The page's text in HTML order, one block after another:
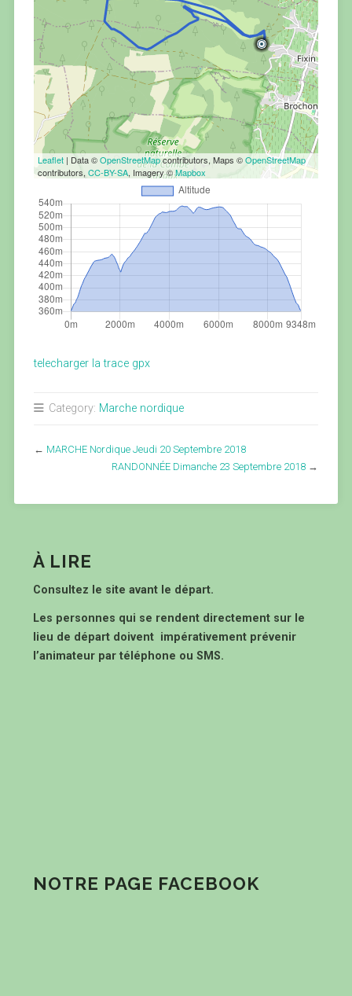
Leaflet| Data ©OpenStreetMapcontributors, Maps ©OpenStreetMap
contributors, CC-BY-SA, Imagery ©Mapbox
telecharger la trace gpx
Category: Marche nordique
← MARCHE Nordique Jeudi 20 Septembre 2018
RANDONNÉE Dimanche 23 Septembre 2018 →
À LIRE
Consultez le site avant le départ.
Les personnes qui se rendent directement sur le
lieu de départ doivent impérativement prévenir
l’animateur par téléphone ou SMS.
NOTRE PAGE FACEBOOK